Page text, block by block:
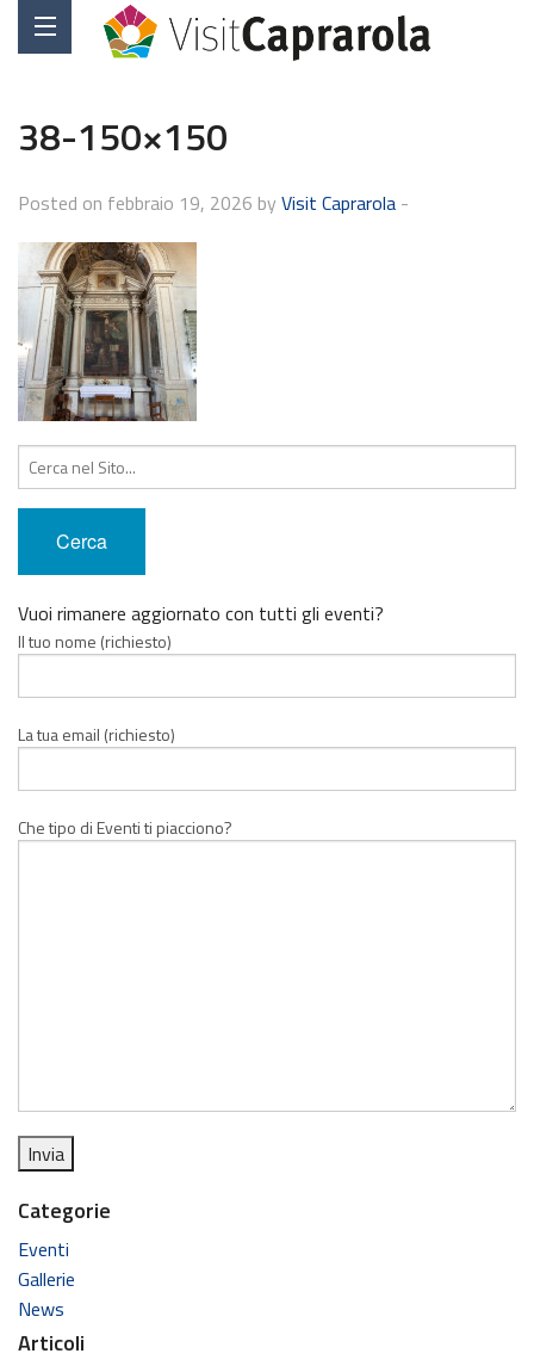
38-150×150
Posted on febbraio 19, 2026 by Visit Caprarola -
Cerca:
Vuoi rimanere aggiornato con tutti gli eventi?
Il tuo nome (richiesto)
La tua email (richiesto)
Che tipo di Eventi ti piacciono?
Categorie
Eventi
Gallerie
News
Articoli